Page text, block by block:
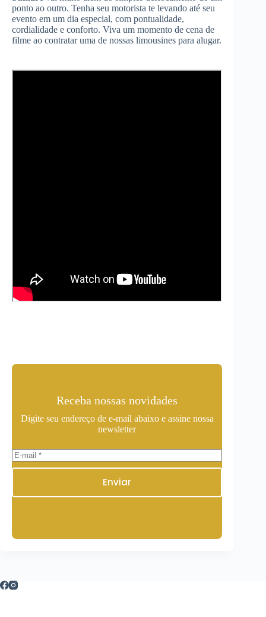
ponto ao outro. Tenha seu motorista te levando até seu
evento em um dia especial, com pontualidade,
cordialidade e conforto. Viva um momento de cena de
filme ao contratar uma de nossas limousines para alugar.
Receba nossas novidades
Digite seu endereço de e-mail abaixo e assine nossa
newsletter
Enviar